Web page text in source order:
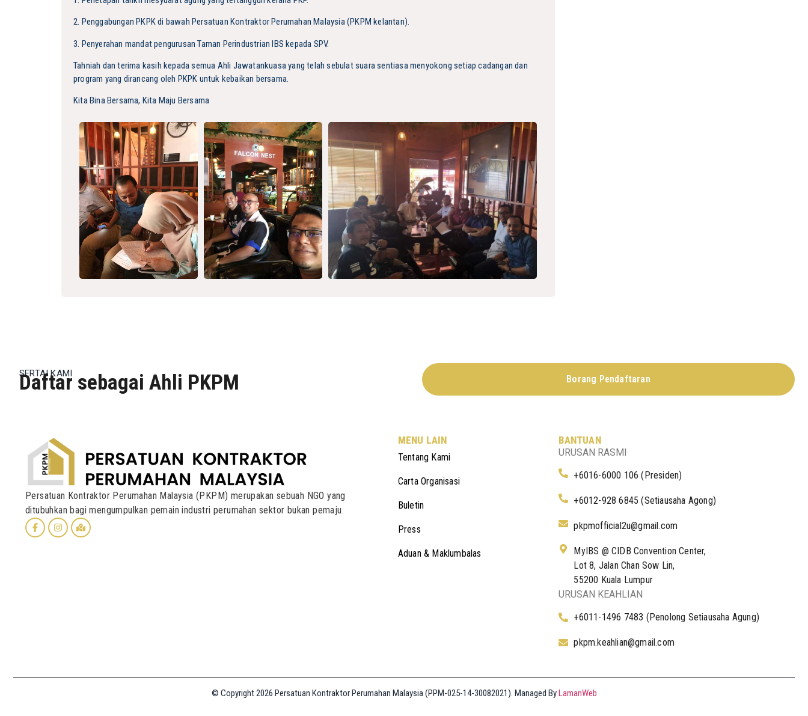
2. Penggabungan PKPK di bawah Persatuan Kontraktor Perumahan Malaysia (PKPM kelantan).
3. Penyerahan mandat pengurusan Taman Perindustrian IBS kepada SPV.
Tahniah dan terima kasih kepada semua Ahli Jawatankuasa yang telah sebulat suara sentiasa menyokong setiap cadangan dan
program yang dirancang oleh PKPK untuk kebaikan bersama.
Kita Bina Bersama, Kita Maju Bersama
SERTAI KAMI
Daftar sebagai Ahli PKPM Borang Pendaftaran
Persatuan Kontraktor Perumahan Malaysia (PKPM) merupakan sebuah NGO yang
ditubuhkan bagi mengumpulkan pemain industri perumahan sektor bukan pemaju.
MENU LAIN
Tentang Kami
Carta Organisasi
Buletin
Press
Aduan & Maklumbalas
BANTUAN
URUSAN RASMI
+6016-6000 106 (Presiden)
+6012-928 6845 (Setiausaha Agong)
pkpmofficial2u@gmail.com
MyIBS @ CIDB Convention Center,
Lot 8, Jalan Chan Sow Lin,
55200 Kuala Lumpur
URUSAN KEAHLIAN
+6011-1496 7483 (Penolong Setiausaha Agung)
pkpm.keahlian@gmail.com
© Copyright 2026 Persatuan Kontraktor Perumahan Malaysia (PPM-025-14-30082021). Managed By LamanWeb